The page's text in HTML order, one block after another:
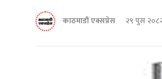
काठमाडौं एक्सप्रेस २९ पुस